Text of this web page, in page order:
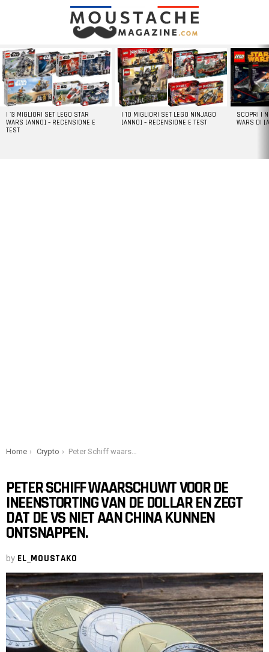
LATEST
STORIES
I 13 MIGLIORI SET LEGO STAR
WARS [ANNO] – RECENSIONE E
TEST
I 10 MIGLIORI SET LEGO NINJAGO
[ANNO] – RECENSIONE E TEST
SCOPRI I
WARS DI
You are here:
Home Crypto Peter Schiff waarschuwt voor de ineenstorting van de dollar en zegt dat de VS niet aan China kunnen ontsnappen.
PETER SCHIFF WAARSCHUWT VOOR DE
INEENSTORTING VAN DE DOLLAR EN ZEGT
DAT DE VS NIET AAN CHINA KUNNEN
ONTSNAPPEN.
by EL_MOUSTAKO